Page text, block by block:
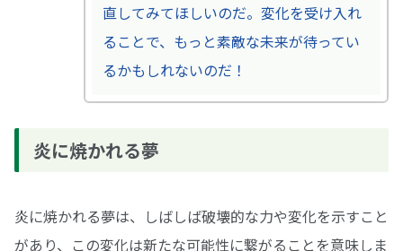
直してみてほしいのだ。変化を受け入れ
ることで、もっと素敵な未来が待ってい
るかもしれないのだ！
炎に焼かれる夢
炎に焼かれる夢は、しばしば破壊的な力や変化を示すこと
があり、この変化は新たな可能性に繋がることを意味しま